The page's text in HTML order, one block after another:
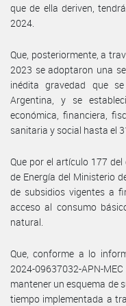
que de ella deriven,
2024.
Que, posteriormente, a
2023 se adoptaron una
inédita gravedad que
Argentina, y se
económica, financiera,
sanitaria y social hasta el
Que por el artículo 177
de Energía del Ministerio
de subsidios vigentes a
acceso al consumo
natural.
Que, conforme a lo
2024-09637032-APN-
mantener un esquema de
tiempo implementada a